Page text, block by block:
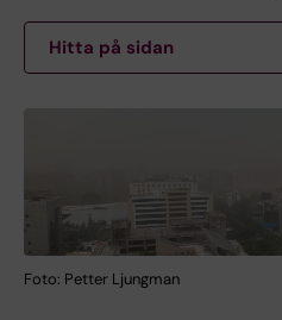
Hitta på sidan
Foto: Petter Ljungman